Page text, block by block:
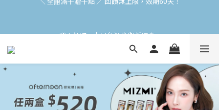
加入會員立即領$200購物金(效期30天) | 可與LINE新好友$50疊加